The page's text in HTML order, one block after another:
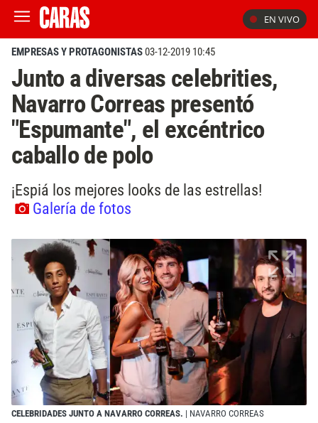
EN VIVO
EMPRESAS Y PROTAGONISTAS03-12-2019 10:45
Junto a diversas celebrities,
Navarro Correas presentó
"Espumante", el excéntrico
caballo de polo
¡Espiá los mejores looks de las estrellas!
Galería de fotos
CELEBRIDADES JUNTO A NAVARRO CORREAS. | NAVARRO CORREAS